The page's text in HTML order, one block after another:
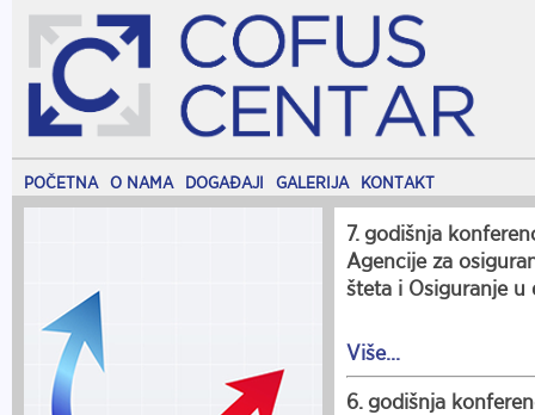
POČETNA O NAMA DOGAĐAJI GALERIJA KONTAKT
7. godišnja
Agencije za
šteta i Osiguranje u
Više...
6. godišnja